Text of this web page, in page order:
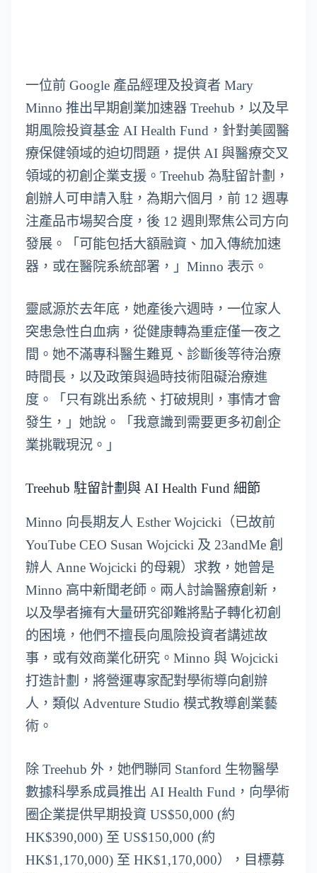
一位前 Google 產品經理及投資者 Mary
Minno 推出早期創業加速器 Treehub，以及早
期風險投資基金 AI Health Fund，針對美國醫
療保健領域的迫切問題，提供 AI 與醫療交叉
領域的初創企業支援。Treehub 為駐留計劃，
創辦人可申請入駐，為期六個月，前 12 週專
注產品市場契合度，後 12 週則聚焦公司方向
發展。「可能包括大額融資、加入傳統加速
器，或在醫院系統部署，」Minno 表示。
靈感源於去年底，她產後六週時，一位家人
突患急性白血病，從健康轉為重症僅一夜之
間。她不滿專科醫生難覓、診斷後等待治療
時間長，以及政策與過時技術阻礙治療進
度。「只有跳出系統、打破規則，事情才會
發生，」她說。「我意識到需要更多初創企
業挑戰現況。」
Treehub 駐留計劃與 AI Health Fund 細節
Minno 向長期友人 Esther Wojcicki（已故前
YouTube CEO Susan Wojcicki 及 23andMe 創
辦人 Anne Wojcicki 的母親）求教，她曾是
Minno 高中新聞老師。兩人討論醫療創新，
以及學者擁有大量研究卻難將點子轉化初創
的困境，他們不擅長向風險投資者講述故
事，或有效商業化研究。Minno 與 Wojcicki
打造計劃，將營運專家配對學術導向創辦
人，類似 Adventure Studio 模式教導創業藝
術。
除 Treehub 外，她們聯同 Stanford 生物醫學
數據科學系成員推出 AI Health Fund，向學術
圈企業提供早期投資 US$50,000 (約
HK$390,000) 至 US$150,000 (約
HK$1,170,000) 至 HK$1,170,000），目標募